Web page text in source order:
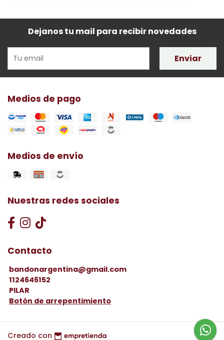
Dejanos tu mail para recibir novedades
Enviar
Medios de pago
Medios de envío
Nuestras redes sociales
Contacto
bandonargentina@gmail.com
1124646152
PILAR
Botón de arrepentimiento
Creado con